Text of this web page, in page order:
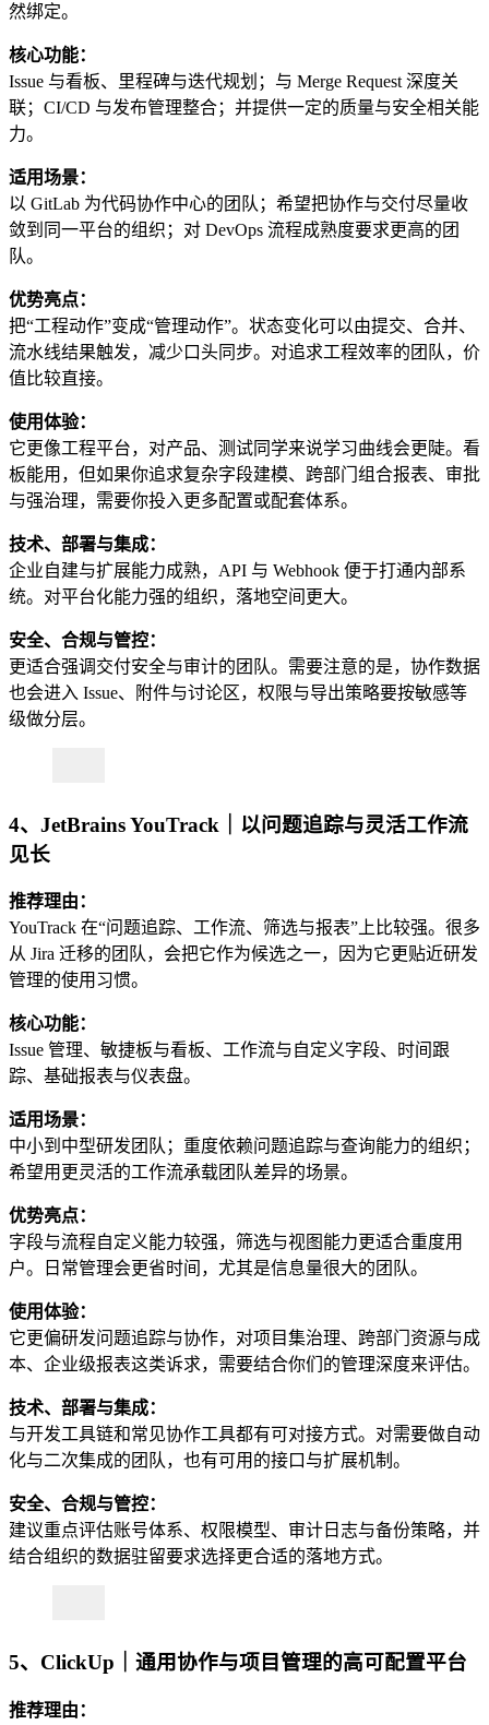
然绑定。
核心功能：
Issue 与看板、里程碑与迭代规划；与 Merge Request 深度关
联；CI/CD 与发布管理整合；并提供一定的质量与安全相关能
力。
适用场景：
以 GitLab 为代码协作中心的团队；希望把协作与交付尽量收
敛到同一平台的组织；对 DevOps 流程成熟度要求更高的团
队。
优势亮点：
把“工程动作”变成“管理动作”。状态变化可以由提交、合并、
流水线结果触发，减少口头同步。对追求工程效率的团队，价
值比较直接。
使用体验：
它更像工程平台，对产品、测试同学来说学习曲线会更陡。看
板能用，但如果你追求复杂字段建模、跨部门组合报表、审批
与强治理，需要你投入更多配置或配套体系。
技术、部署与集成：
企业自建与扩展能力成熟，API 与 Webhook 便于打通内部系
统。对平台化能力强的组织，落地空间更大。
安全、合规与管控：
更适合强调交付安全与审计的团队。需要注意的是，协作数据
也会进入 Issue、附件与讨论区，权限与导出策略要按敏感等
级做分层。
4、JetBrains YouTrack｜以问题追踪与灵活工作流
见长
推荐理由：
YouTrack 在“问题追踪、工作流、筛选与报表”上比较强。很多
从 Jira 迁移的团队，会把它作为候选之一，因为它更贴近研发
管理的使用习惯。
核心功能：
Issue 管理、敏捷板与看板、工作流与自定义字段、时间跟
踪、基础报表与仪表盘。
适用场景：
中小到中型研发团队；重度依赖问题追踪与查询能力的组织；
希望用更灵活的工作流承载团队差异的场景。
优势亮点：
字段与流程自定义能力较强，筛选与视图能力更适合重度用
户。日常管理会更省时间，尤其是信息量很大的团队。
使用体验：
它更偏研发问题追踪与协作，对项目集治理、跨部门资源与成
本、企业级报表这类诉求，需要结合你们的管理深度来评估。
技术、部署与集成：
与开发工具链和常见协作工具都有可对接方式。对需要做自动
化与二次集成的团队，也有可用的接口与扩展机制。
安全、合规与管控：
建议重点评估账号体系、权限模型、审计日志与备份策略，并
结合组织的数据驻留要求选择更合适的落地方式。
5、ClickUp｜通用协作与项目管理的高可配置平台
推荐理由：